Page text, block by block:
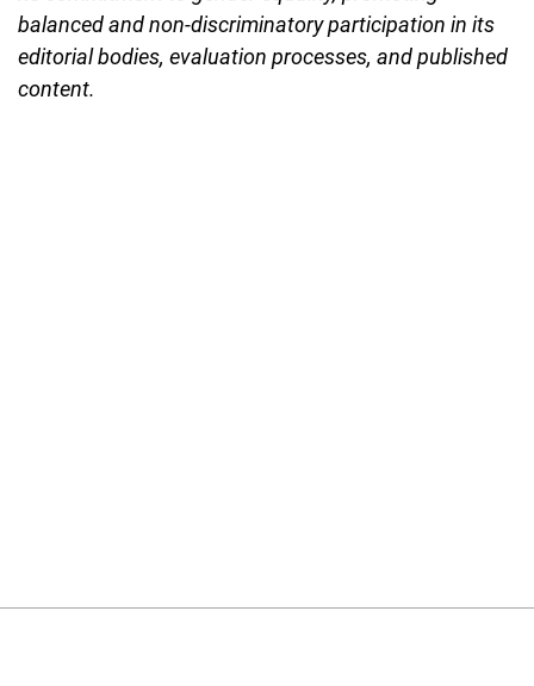
balanced and non-discriminatory participation in its
editorial bodies, evaluation processes, and published
content.